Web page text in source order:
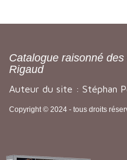
Catalogue raisonné
Rigaud
Auteur du site : Stéphan
Copyright © 2024 - tous droits